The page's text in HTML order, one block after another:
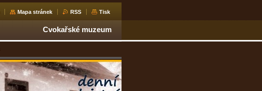
Mapa stránek RSS Tisk
Cvokařské muzeum